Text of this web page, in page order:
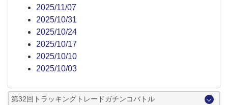
2025/11/07
2025/10/31
2025/10/24
2025/10/17
2025/10/10
2025/10/03
第32回トラッキングトレードガチンコバトル